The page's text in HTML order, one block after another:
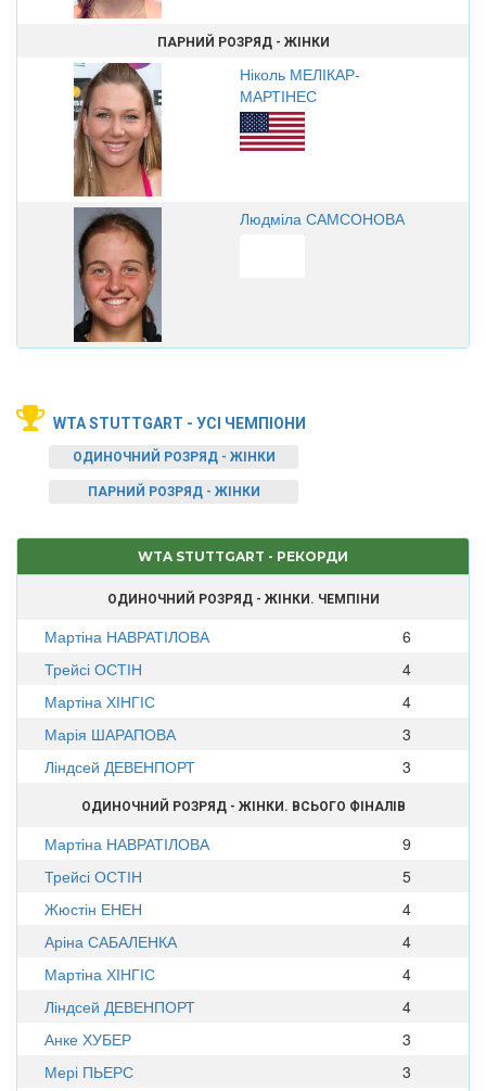
ПАРНИЙ РОЗРЯД - ЖІНКИ
Ніколь МЕЛІКАР-
МАРТІНЕС
Людміла САМСОНОВА
WTA STUTTGART - УСІ ЧЕМПІОНИ
ОДИНОЧНИЙ РОЗРЯД - ЖІНКИ
ПАРНИЙ РОЗРЯД - ЖІНКИ
WTA STUTTGART - РЕКОРДИ
ОДИНОЧНИЙ РОЗРЯД - ЖІНКИ. ЧЕМПІНИ
Мартіна НАВРАТІЛОВА
6
Трейсі ОСТІН
4
Мартіна ХІНГІС
4
Марія ШАРАПОВА
3
Ліндсей ДЕВЕНПОРТ
3
ОДИНОЧНИЙ РОЗРЯД - ЖІНКИ. ВСЬОГО ФІНАЛІВ
Мартіна НАВРАТІЛОВА
9
Трейсі ОСТІН
5
Жюстін ЕНЕН
4
Аріна САБАЛЕНКА
4
Мартіна ХІНГІС
4
Ліндсей ДЕВЕНПОРТ
4
Анке ХУБЕР
3
Мері ПЬЕРС
3